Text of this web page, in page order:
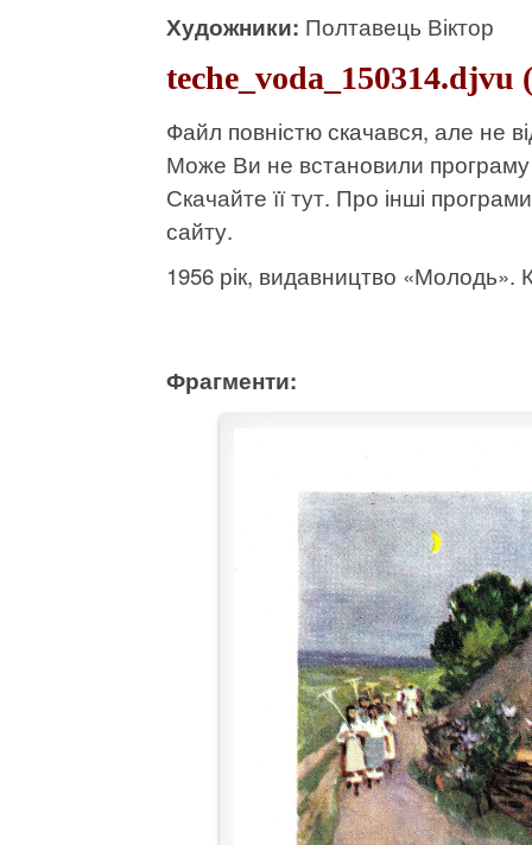
Художники: Полтавець Віктор
teche_voda_150314.djvu
Файл повністю скачався, але не
Може Ви не встановили програму
Скачайте її тут. Про інші
сайту.
1956 рік, видавництво «Молодь».
Фрагменти: